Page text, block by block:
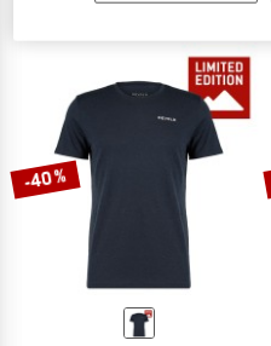
-40 %